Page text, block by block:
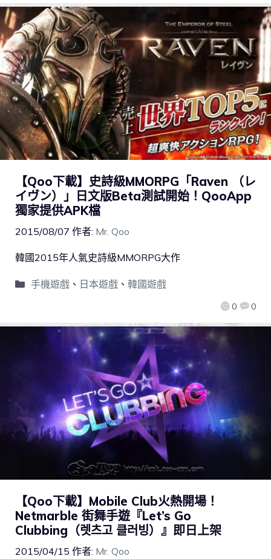
【Qoo下載】史詩級MMORPG「Raven （レ
イヴン）」日文版Beta測試開始！QooApp
獨家提供APK檔
2015/08/07 作者: Mr. Qoo
0 0
韓國2015年人氣史詩級MMORPG大作
手機遊戲、 日本遊戲、 韓國遊戲
【Qoo下載】Mobile Club火熱開場！
Netmarble 街舞手遊『Let’s Go
Clubbing（렛츠고 클러빙）』即日上架
2015/04/15 作者: Mr. Qoo